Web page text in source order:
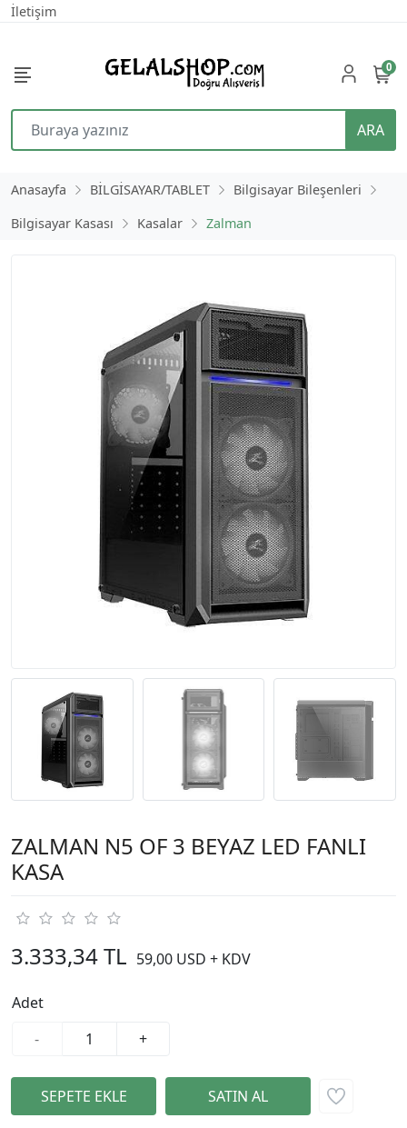
İletişim
ARA
0
Anasayfa BİLGİSAYAR/TABLET
Bilgisayar Bileşenleri
Bilgisayar Kasası
Kasalar Zalman
ZALMAN N5 OF 3 BEYAZ LED FANLI
KASA
3.333,34 TL 59,00 USD + KDV
Adet
-
+